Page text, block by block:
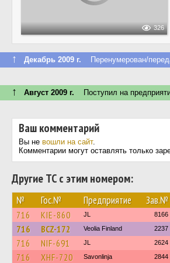
326
↑ Декабрь 2009 г. Перенумерован/
↑ Август 2009 г. Поступил на
Ваш комментарий
Вы не вошли на сайт.
Комментарии могут оставлять только
Другие ТС с этим номером:
№ Гос.№ Предприятие Зав.№
716 KIE-860 JL 8166
716 BCZ-172 Veolia Finland 2237
716 NIF-691 JL 2624
716 XHF-720 Savonlinja 2844